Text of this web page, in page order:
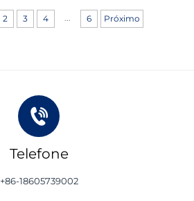
2 3 4 ... 6 Próximo
Telefone
+86-18605739002